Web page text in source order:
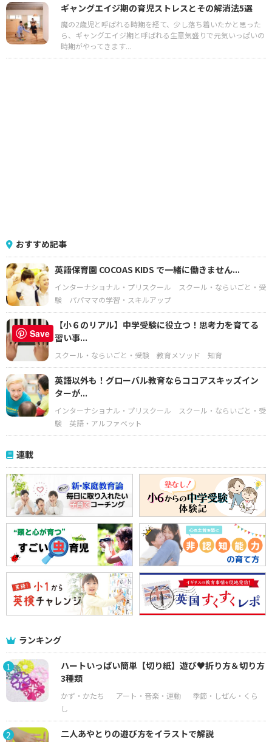
ギャングエイジ期の育児ストレスとその解消法5選
魔の2歳児と呼ばれる時期を経て、少し落ち着いたかと思った
ら、ギャングエイジ期と呼ばれる生意気盛りで元気いっぱいの
時期がやってきます...
おすすめ記事
英語保育園 COCOAS KIDS で一緒に働きません...
インターナショナル・プリスクール
スクール・ならいごと・受
験
パパママの学習・スキルアップ
【小６のリアル】中学受験に役立つ！思考力を育てる
習い事...
スクール・ならいごと・受験 教育メソッド 知育
英語以外も！グローバル教育ならココアスキッズイン
ターが...
インターナショナル・プリスクール
スクール・ならいごと・受
験
英語・アルファベット
連載
ランキング
1
ハートいっぱい簡単【切り紙】遊び♥折り方＆切り方
3種類
2 二人あやとりの遊び方をイラストで解説
Save